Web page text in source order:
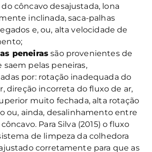
côncavo desajustada, lona
inclinada, saca-palhas
e, ou, alta velocidade de
peneiras são provenientes de
saem pelas peneiras,
por: rotação inadequada do
direção incorreta do fluxo de ar,
muito fechada, alta rotação
ou, ainda, desalinhamento entre
Para Silva (2015) o fluxo
de limpeza da colhedora
corretamente para que as